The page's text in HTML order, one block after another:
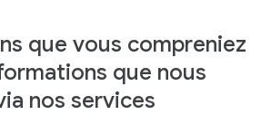
que vous compreniez
que nous
nos services